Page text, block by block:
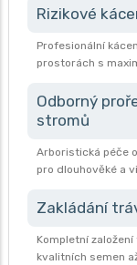
Rizikové
Profesionální
prostorách s
Odborný
stromů
Arboristická péče
pro dlouhověké a
Zakládání
Kompletní
kvalitních semen